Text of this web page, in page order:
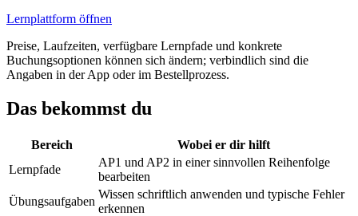
Lernplattform öffnen
Preise, Laufzeiten, verfügbare Lernpfade und konkrete
Buchungsoptionen können sich ändern; verbindlich sind die
Angaben in der App oder im Bestellprozess.
Das bekommst du
Bereich
Wobei er dir hilft
Lernpfade
AP1 und AP2 in einer sinnvollen Reihenfolge
bearbeiten
Übungsaufgaben
Wissen schriftlich anwenden und typische Fehler
erkennen